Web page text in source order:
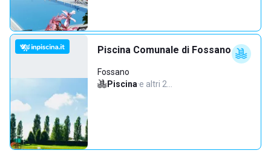
Piscina Comunale di Fossano
Fossano
Piscina·e altri 2…